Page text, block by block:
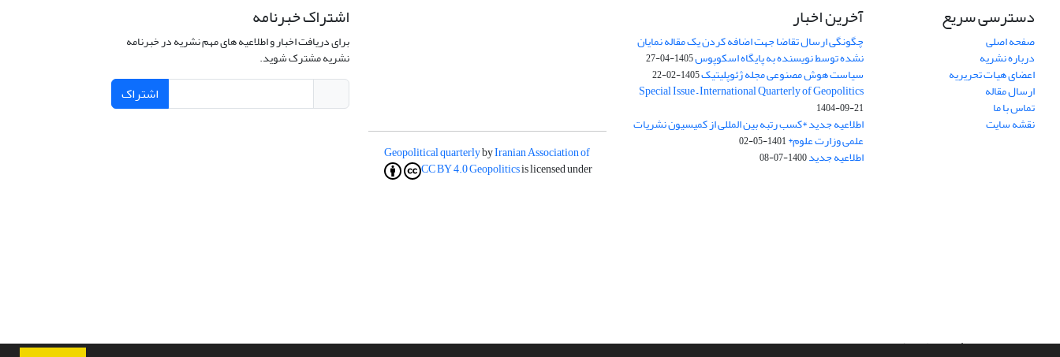
دسترسی سریع
صفحه اصلی
درباره نشریه
اعضای هیات تحریریه
ارسال مقاله
تماس با ما
نقشه سایت
آخرین اخبار
چگونگی ارسال تقاضا جهت اضافه کردن یک مقاله نمایان
نشده توسط نویسنده به پایگاه اسکوپوس1405-04-27
سیاست هوش مصنوعی مجله ژئوپلیتیک1405-02-22
Special Issue – International Quarterly of Geopolitics
1404-09-21
اطلاعیه جدید *کسب رتبه بین المللی از کمیسیون نشریات
علمی وزارت علوم*1401-05-02
اطلاعیه جدید1400-07-08
Geopolitical quarterlybyIranian Association of
Geopoliticsis licensed under
CC BY 4.0
اشتراک خبرنامه
برای دریافت اخبار و اطلاعیه های مهم نشریه در خبرنامه
نشریه مشترک شوید.
اشتراک
سامانه مدیریت نشریات علمی.طراحی و پیاده سازی ازسیناوب